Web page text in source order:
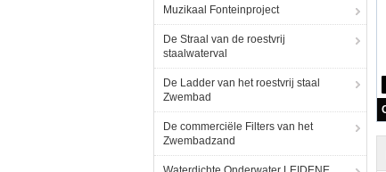
Muzikaal Fonteinproject
De Straal van de roestvrij
staalwaterval
De Ladder van het roestvrij staal
Zwembad
De commerciële Filters van het
Zwembadzand